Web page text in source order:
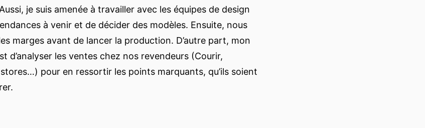
je suis amenée à travailler avec les équipes de design
à venir et de décider des modèles. Ensuite, nous
marges avant de lancer la production. D’autre part, mon
d’analyser les ventes chez nos revendeurs (Courir,
pour en ressortir les points marquants, qu’ils soient